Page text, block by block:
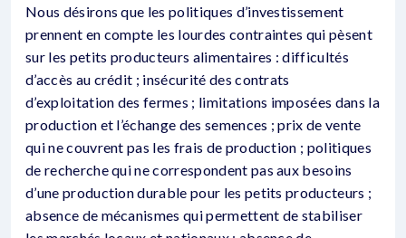
Nous désirons que les politiques d’investissement
prennent en compte les lourdes contraintes qui pèsent
sur les petits producteurs alimentaires : difficultés
d’accès au crédit ; insécurité des contrats
d’exploitation des fermes ; limitations imposées dans la
production et l’échange des semences ; prix de vente
qui ne couvrent pas les frais de production ; politiques
de recherche qui ne correspondent pas aux besoins
d’une production durable pour les petits producteurs ;
absence de mécanismes qui permettent de stabiliser